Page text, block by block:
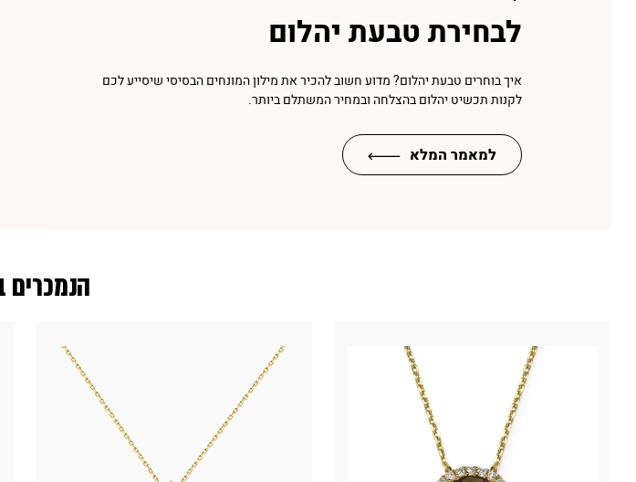
לבחירת טבעת יהלום
איך בוחרים טבעת יהלום? מדוע חשוב להכיר את מילון המונחים הבסיסי שיסייע לכם
לקנות תכשיט יהלום בהצלחה ובמחיר המשתלם ביותר.
למאמר המלא
הנמכרים